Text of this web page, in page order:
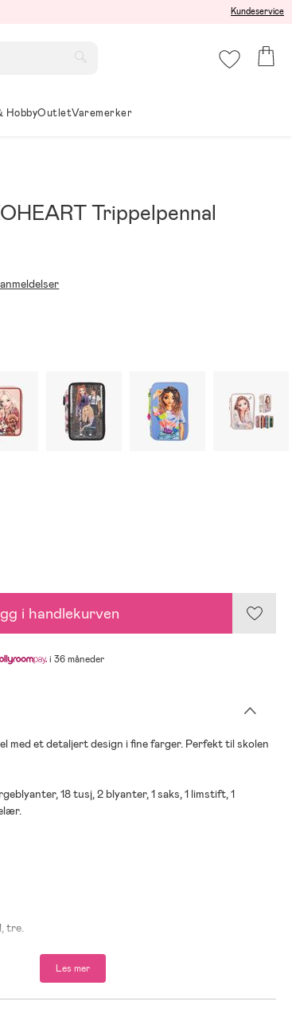
Kundeservice
HobbyOutletVaremerker
Trippelpennal
i handlekurven
i 36 måneder
med et detaljert design i fine farger. Perfekt til skolen
18 tusj, 2 blyanter, 1 saks, 1 limstift, 1
tre.
Les mer